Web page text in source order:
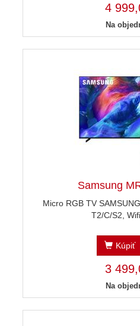
4
Na
Samsung
Micro RGB TV
T2/C/S2,
Kúpiť
3
Na